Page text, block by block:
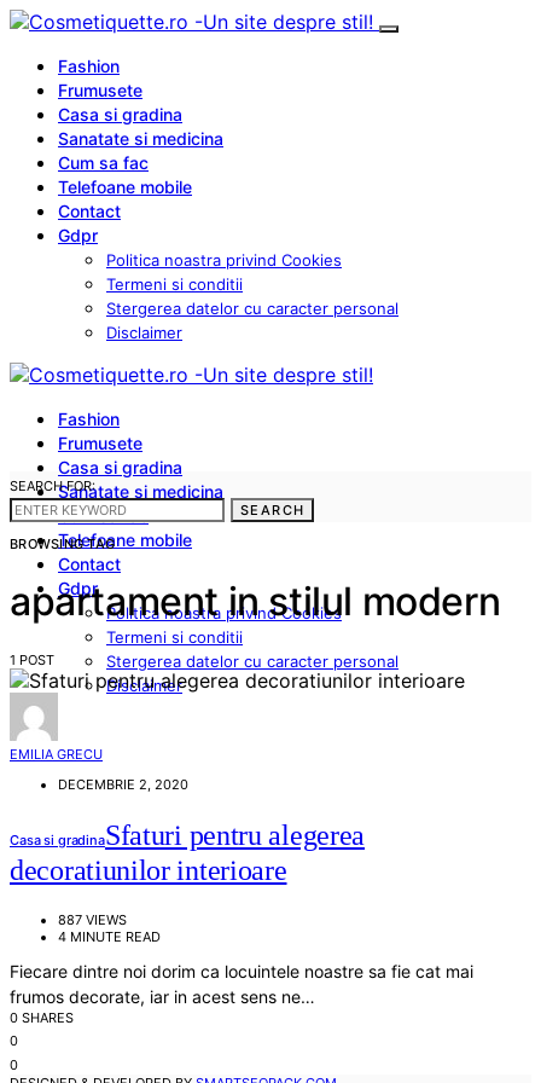
Fashion
Frumusete
Casa si gradina
Sanatate si medicina
Cum sa fac
Telefoane mobile
Contact
Gdpr
Politica noastra privind Cookies
Termeni si conditii
Stergerea datelor cu caracter personal
Disclaimer
Fashion
Frumusete
Casa si gradina
Sanatate si medicina
Cum sa fac
Telefoane mobile
Contact
Gdpr
Politica noastra privind Cookies
Termeni si conditii
Stergerea datelor cu caracter personal
Disclaimer
SEARCH FOR:
SEARCH
BROWSING TAG
apartament in stilul modern
1 POST
EMILIA GRECU
DECEMBRIE 2, 2020
Casa si gradinaSfaturi pentru alegerea
decoratiunilor interioare
887 VIEWS
4 MINUTE READ
Fiecare dintre noi dorim ca locuintele noastre sa fie cat mai
frumos decorate, iar in acest sens ne…
0 SHARES
0
0